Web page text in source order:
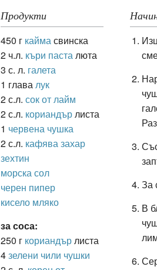
Продукти
450 г каймасвинска
2 ч.л. къри пасталюта
3 с. л. галета
1 главалук
2 с.л. сок от лайм
2 с.л. кориандърлиста
1 червена чушка
2 с.л. кафява захар
зехтин
морска сол
черен пипер
кисело мляко
за соса:
250 г кориандърлиста
4зелени чили чушки
За
В